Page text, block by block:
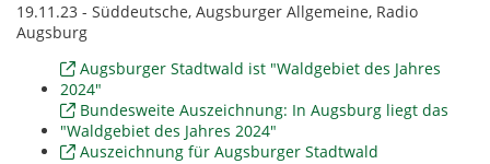
19.11.23 - Süddeutsche, Augsburger Allgemeine, Radio
Augsburg
Augsburger Stadtwald ist "Waldgebiet des Jahres
2024"
Bundesweite Auszeichnung: In Augsburg liegt das
"Waldgebiet des Jahres 2024"
Auszeichnung für Augsburger Stadtwald